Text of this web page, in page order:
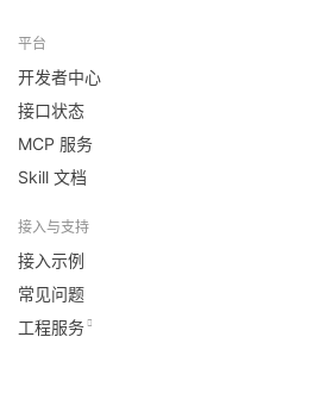
平台
开发者中心
接口状态
MCP 服务
Skill 文档
接入与支持
接入示例
常见问题
工程服务